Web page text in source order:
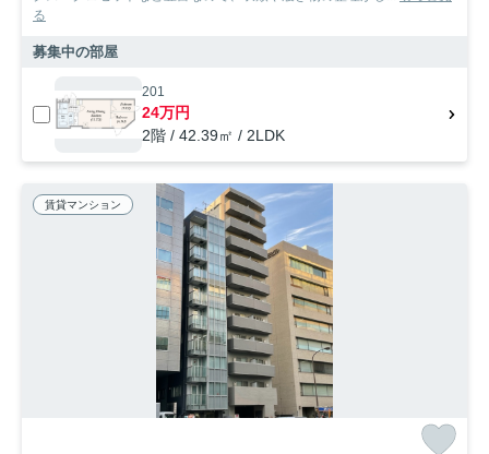
る
募集中の部屋
201
24万円
2階 / 42.39㎡ / 2LDK
賃貸マンション